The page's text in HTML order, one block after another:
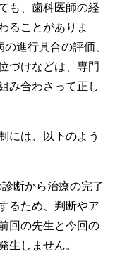
も、歯科医師の経
ることがありま
進行具合の評価、
づけなどは、専門
み合わさって正し
には、以下のよう
断から治療の完了
るため、判断やア
回の先生と今回の
生しません。